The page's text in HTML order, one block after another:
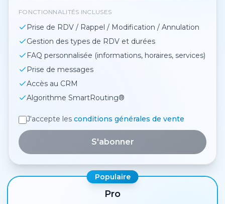
FONCTIONNALITÉS INCLUSES
Prise de RDV / Rappel / Modification / Annulation
Gestion des types de RDV et durées
FAQ personnalisée (informations, horaires, services)
Prise de messages
Accès au CRM
Algorithme SmartRouting®
J'accepte les conditions générales de vente
S'abonner
Populaire
Pro